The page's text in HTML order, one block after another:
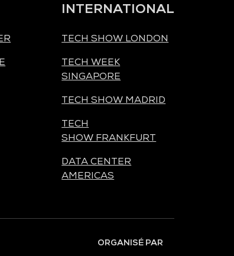
INTERNATIONAL
TECH SHOW LONDON
TECH WEEK
SINGAPORE
TECH SHOW MADRID
TECH
SHOW FRANKFURT
DATA CENTER
AMERICAS
ORGANISÉ PAR